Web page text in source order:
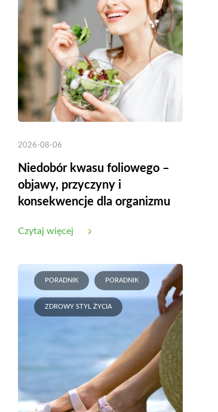
2026-08-06
Niedobór kwasu foliowego –
objawy, przyczyny i
konsekwencje dla organizmu
Czytaj więcej
PORADNIK PORADNIK
ZDROWY STYL ŻYCIA